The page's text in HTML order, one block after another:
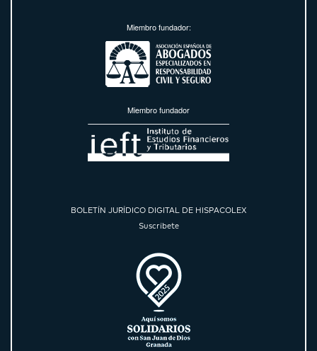
Miembro fundador:
Miembro fundador
BOLETÍN JURÍDICO DIGITAL DE HISPACOLEX
Suscríbete